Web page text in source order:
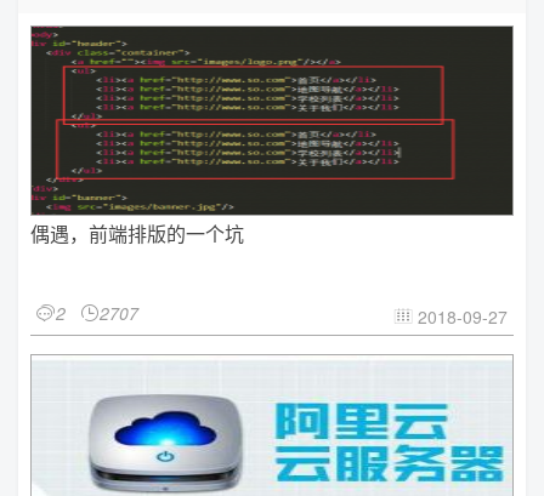
偶遇，前端排版的一个坑
2 2707  2018-09-27